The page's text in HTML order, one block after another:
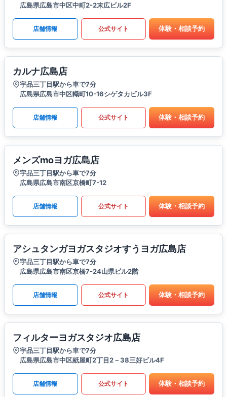
広島県広島市中区中町2-2末広ビル2F
店舗情報 公式サイト 体験・相談予約
カルナ広島店
宇品三丁目駅から車で7分
広島県広島市中区幟町10-16シゲタカビル3F
店舗情報 公式サイト 体験・相談予約
メンズmoヨガ広島店
宇品三丁目駅から車で7分
広島県広島市南区京橋町7-12
店舗情報 公式サイト 体験・相談予約
アシュタンガヨガスタジオすうヨガ広島店
宇品三丁目駅から車で7分
広島県広島市南区京橋7-24山県ビル2階
店舗情報 公式サイト 体験・相談予約
フィルターヨガスタジオ広島店
宇品三丁目駅から車で7分
広島県広島市中区紙屋町2丁目2－38三好ビル4F
店舗情報 公式サイト 体験・相談予約